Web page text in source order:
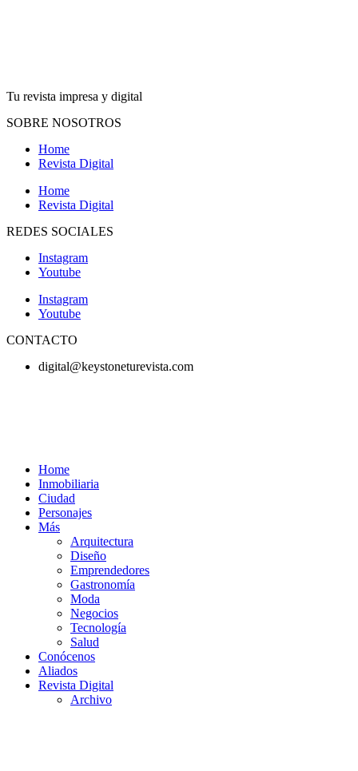
Tu revista impresa y digital
SOBRE NOSOTROS
Home
Revista Digital
Home
Revista Digital
REDES SOCIALES
Instagram
Youtube
Instagram
Youtube
CONTACTO
digital@keystoneturevista.com
Home
Inmobiliaria
Ciudad
Personajes
Más
Arquitectura
Diseño
Emprendedores
Gastronomía
Moda
Negocios
Tecnología
Salud
Conócenos
Aliados
Revista Digital
Archivo